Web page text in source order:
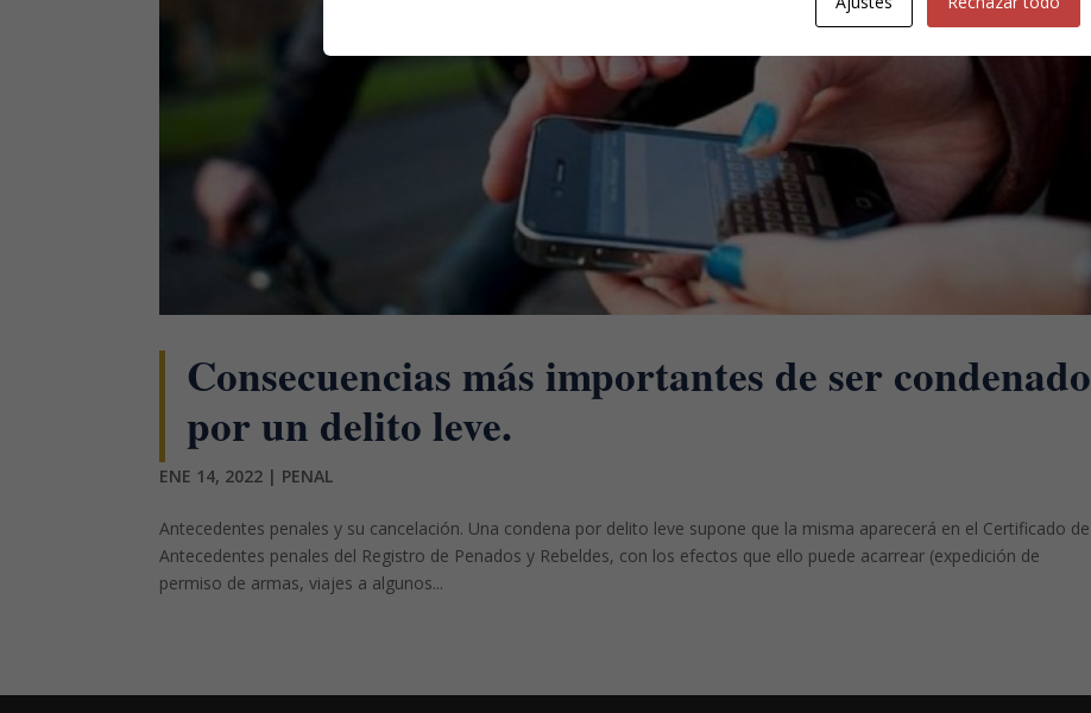
Consecuencias más importantes de ser condenado
por un delito leve.
ENE 14, 2022 | PENAL
Antecedentes penales y su cancelación. Una condena por delito leve supone que la misma aparecerá en el Certificado de
Antecedentes penales del Registro de Penados y Rebeldes, con los efectos que ello puede acarrear (expedición de
permiso de armas, viajes a algunos...